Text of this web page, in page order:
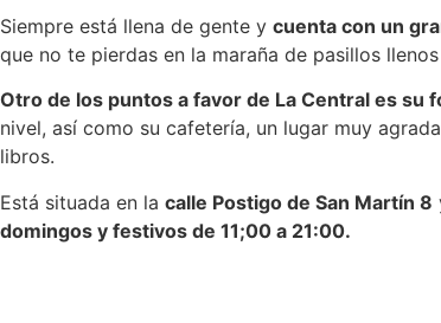
Siempre está llena de gente y cuenta con un
que no te pierdas en la maraña de pasillos
Otro de los puntos a favor de La Central es su
nivel, así como su cafetería, un lugar muy
libros.
Está situada en la calle Postigo de San Martín 8
domingos y festivos de 11;00 a 21:00.